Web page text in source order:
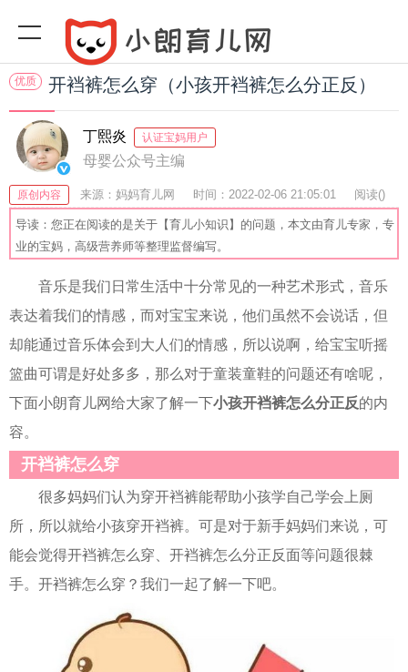
优质 开裆裤怎么穿（小孩开裆裤怎么分正反）
丁熙炎 认证宝妈用户
母婴公众号主编
原创内容 来源：妈妈育儿网 时间：2022-02-06 21:05:01 阅读()
收藏：41 分享：67 爆
导读：您正在阅读的是关于【育儿小知识】的问题，本文由育儿专家，专
业的宝妈，高级营养师等整理监督编写。
音乐是我们日常生活中十分常见的一种艺术形式，音乐
表达着我们的情感，而对宝宝来说，他们虽然不会说话，但
却能通过音乐体会到大人们的情感，所以说啊，给宝宝听摇
篮曲可谓是好处多多，那么对于童装童鞋的问题还有啥呢，
下面小朗育儿网给大家了解一下小孩开裆裤怎么分正反的内
容。
开裆裤怎么穿
很多妈妈们认为穿开裆裤能帮助小孩学自己学会上厕
所，所以就给小孩穿开裆裤。可是对于新手妈妈们来说，可
能会觉得开裆裤怎么穿、开裆裤怎么分正反面等问题很棘
手。开裆裤怎么穿？我们一起了解一下吧。